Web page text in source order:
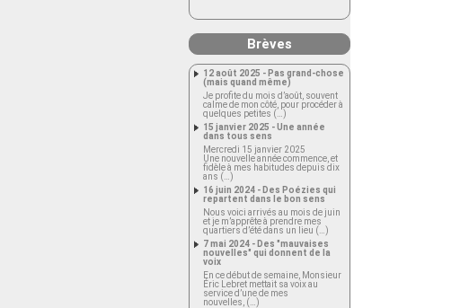
Brèves
12 août 2025 - Pas grand-chose
(mais quand même)
Je profite du mois d’août, souvent
calme de mon côté, pour procéder à
quelques petites (…)
15 janvier 2025 - Une année
dans tous sens
Mercredi 15 janvier 2025
Une nouvelle année commence, et
fidèle à mes habitudes depuis dix
ans (…)
16 juin 2024 - Des Poézies qui
repartent dans le bon sens
Nous voici arrivés au mois de juin
et je m’apprête à prendre mes
quartiers d’été dans un lieu (…)
7 mai 2024 - Des "mauvaises
nouvelles" qui donnent de la
voix
En ce début de semaine, Monsieur
Éric Lebret mettait sa voix au
service d’une de mes
nouvelles, (…)